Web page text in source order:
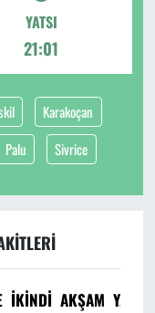
YATSI
21:01
Karakoçan
Palu Sivrice
İKINDI AKŞAM YATSI